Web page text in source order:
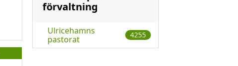
förvaltning
Ulricehamns
pastorat
4255